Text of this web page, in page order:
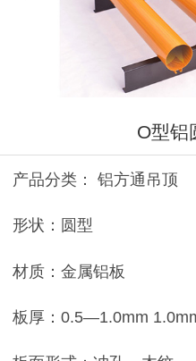
O型铝
产品分类： 铝方通吊顶
形状：圆型
材质：金属铝板
板厚：0.5—1.0mm